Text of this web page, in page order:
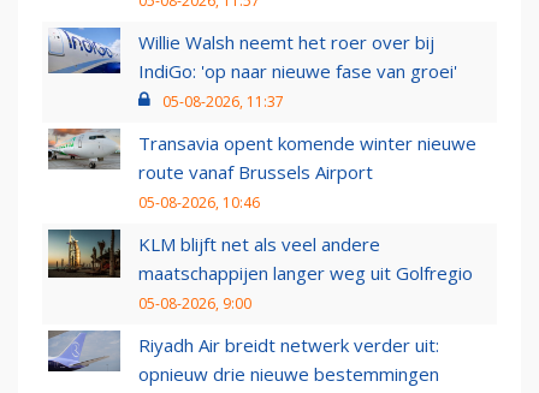
Willie Walsh neemt het roer over bij
IndiGo: 'op naar nieuwe fase van groei'
05-08-2026, 11:37
Transavia opent komende winter nieuwe
route vanaf Brussels Airport
05-08-2026, 10:46
KLM blijft net als veel andere
maatschappijen langer weg uit Golfregio
05-08-2026, 9:00
Riyadh Air breidt netwerk verder uit:
opnieuw drie nieuwe bestemmingen